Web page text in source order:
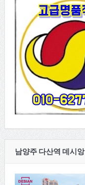
남양주 다산역 데시앙